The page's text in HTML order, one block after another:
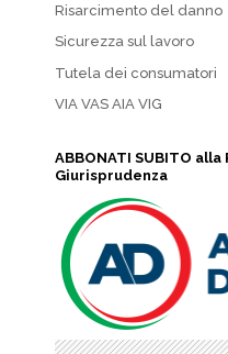
Risarcimento del danno
Sicurezza sul lavoro
Tutela dei consumatori
VIA VAS AIA VIG
ABBONATI SUBITO
Giurisprudenza